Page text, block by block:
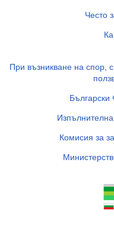
Често
При възникване на спор,
Комисия за